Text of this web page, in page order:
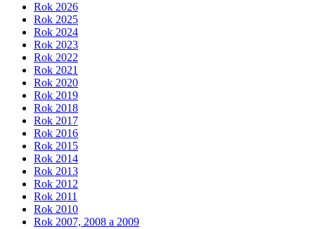
Rok 2026
Rok 2025
Rok 2024
Rok 2023
Rok 2022
Rok 2021
Rok 2020
Rok 2019
Rok 2018
Rok 2017
Rok 2016
Rok 2015
Rok 2014
Rok 2013
Rok 2012
Rok 2011
Rok 2010
Rok 2007, 2008 a 2009